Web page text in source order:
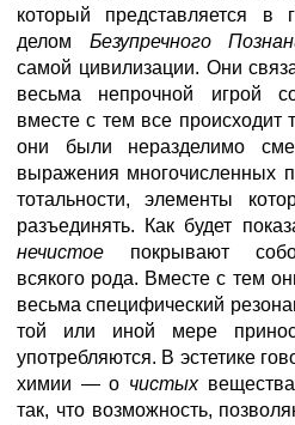
который представляется в
делом Безупречного
самой цивилизации. Они
весьма непрочной игрой
вместе с тем все происходит
они были неразделимо
выражения многочисленных
тотальности, элементы
разъединять. Как будет
нечистое покрывают
всякого рода. Вместе с тем
весьма специфический
той или иной мере
употребляются. В эстетике
химии — о чистых
так, что возможность,